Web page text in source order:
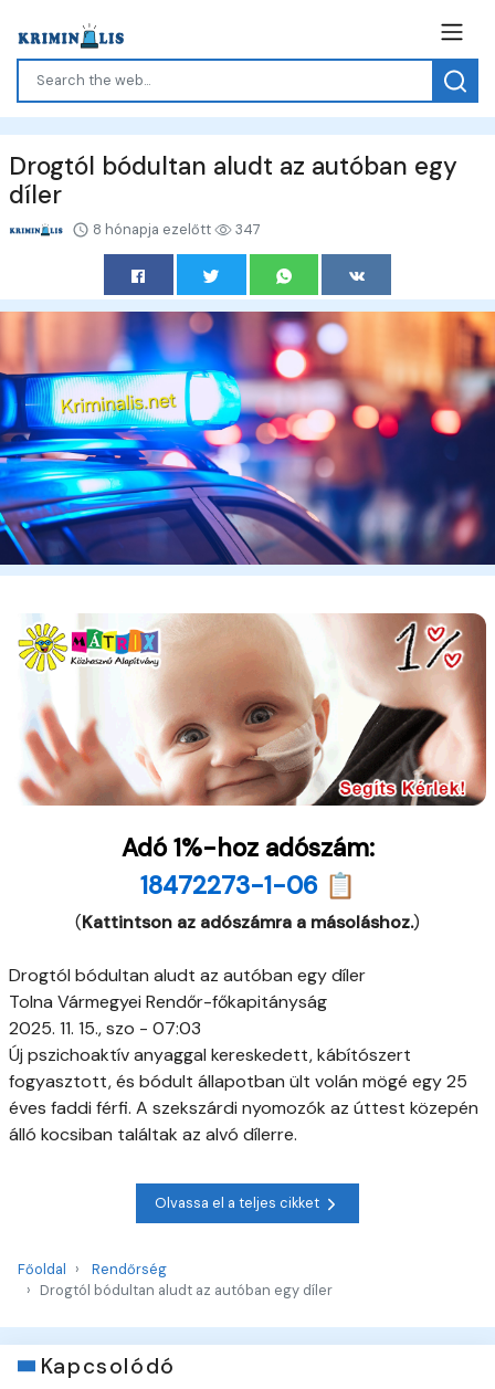
Drogtól bódultan aludt az autóban egy
díler
8 hónapja ezelőtt 347
Adó 1%-hoz adószám:
18472273-1-06 📋
(Kattintson az adószámra a másoláshoz.)
Drogtól bódultan aludt az autóban egy díler
Tolna Vármegyei Rendőr-főkapitányság
2025. 11. 15., szo - 07:03
Új pszichoaktív anyaggal kereskedett, kábítószert
fogyasztott, és bódult állapotban ült volán mögé egy 25
éves faddi férfi. A szekszárdi nyomozók az úttest közepén
álló kocsiban találtak az alvó dílerre.
Olvassa el a teljes cikket
Főoldal
Rendőrség
Drogtól bódultan aludt az autóban egy díler
Kapcsolódó